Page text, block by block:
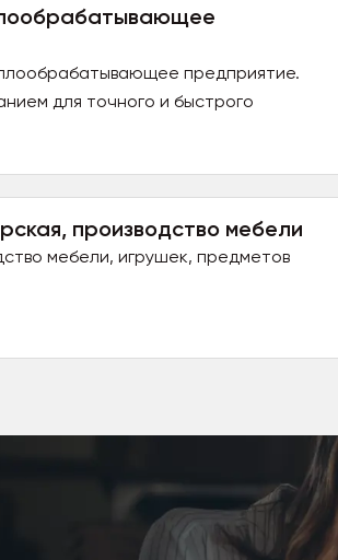
предприятие.
для точного и быстрого
производство мебели
мебели, игрушек, предметов